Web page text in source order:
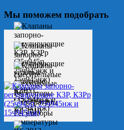
Мы поможем подобрать